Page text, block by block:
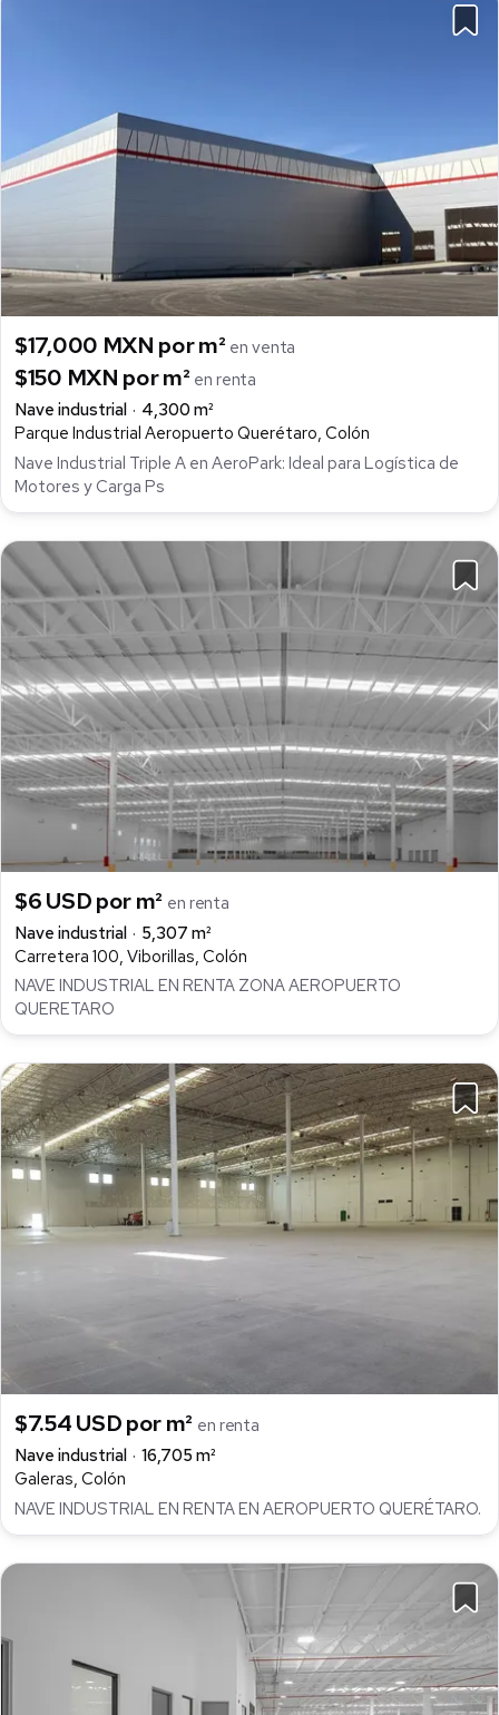
$17,000 MXN por m² en venta
$150 MXN por m² en renta
Nave industrial
4,300 m²
Parque Industrial Aeropuerto Querétaro, Colón
Nave Industrial Triple A en AeroPark: Ideal para Logística de
Motores y Carga Ps
$6 USD por m² en renta
Nave industrial
5,307 m²
Carretera 100, Viborillas, Colón
NAVE INDUSTRIAL EN RENTA ZONA AEROPUERTO
QUERETARO
$7.54 USD por m² en renta
Nave industrial
16,705 m²
Galeras, Colón
NAVE INDUSTRIAL EN RENTA EN AEROPUERTO QUERÉTARO.